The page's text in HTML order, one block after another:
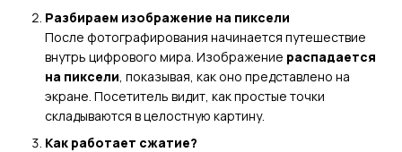
Разбираем изображение на пиксели
После фотографирования начинается путешествие
внутрь цифрового мира. Изображение распадается
на пиксели , показывая, как оно представлено на
экране. Посетитель видит, как простые точки
складываются в целостную картину.
Как работает сжатие?